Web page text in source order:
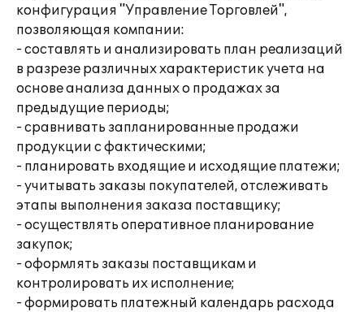
конфигурация "Управление Торговлей",
позволяющая компании:
- составлять и анализировать план реализаций
в разрезе различных характеристик учета на
основе анализа данных о продажах за
предыдущие периоды;
- сравнивать запланированные продажи
продукции с фактическими;
- планировать входящие и исходящие платежи;
- учитывать заказы покупателей, отслеживать
этапы выполнения заказа поставщику;
- осуществлять оперативное планирование
закупок;
- оформлять заказы поставщикам и
контролировать их исполнение;
- формировать платежный календарь расхода